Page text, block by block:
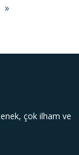
»
çok ilham ve